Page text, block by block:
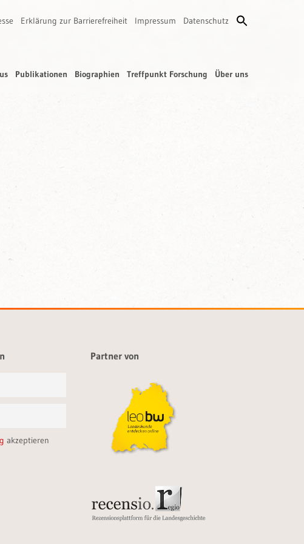
Erklärung zur Barrierefreiheit Impressum Datenschutz
Publikationen Biographien Treffpunkt Forschung Über uns
akzeptieren
Partner von